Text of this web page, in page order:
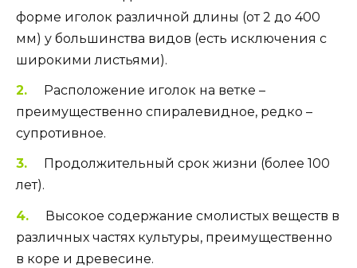
форме иголок различной длины (от 2 до 400
мм) у большинства видов (есть исключения с
широкими листьями).
Расположение иголок на ветке –
преимущественно спиралевидное, редко –
супротивное.
Продолжительный срок жизни (более 100
лет).
Высокое содержание смолистых веществ в
различных частях культуры, преимущественно
в коре и древесине.